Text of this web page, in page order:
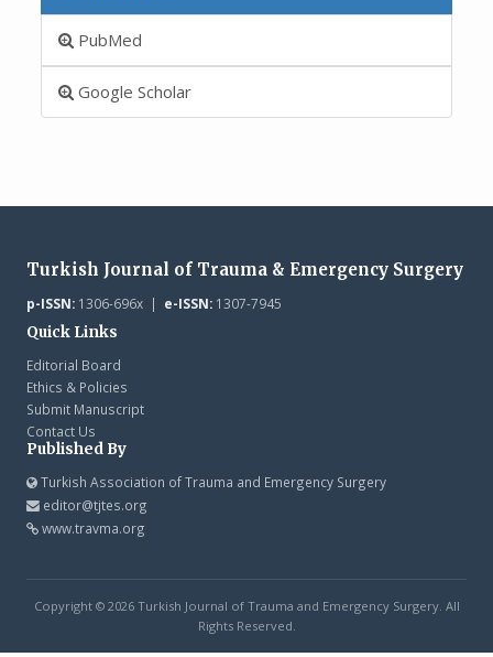
PubMed
Google Scholar
Turkish Journal of Trauma & Emergency Surgery
p-ISSN:1306-696x | e-ISSN:1307-7945
Quick Links
Editorial Board
Ethics & Policies
Submit Manuscript
Contact Us
Published By
Turkish Association of Trauma and Emergency Surgery
editor@tjtes.org
www.travma.org
Copyright © 2026 Turkish Journal of Trauma and Emergency Surgery. All
Rights Reserved.